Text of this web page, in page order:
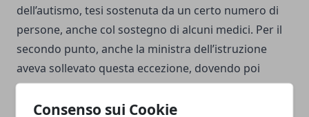
Consenso sui Cookie
dell’autismo, tesi sostenuta da un certo numero di
persone, anche col sostegno di alcuni medici. Per il
secondo punto, anche la ministra dell’istruzione
aveva sollevato questa eccezione, dovendo poi
adeguarsi comunque a tale disposizione
accettandola. Resta in ogni caso l’obbligo di